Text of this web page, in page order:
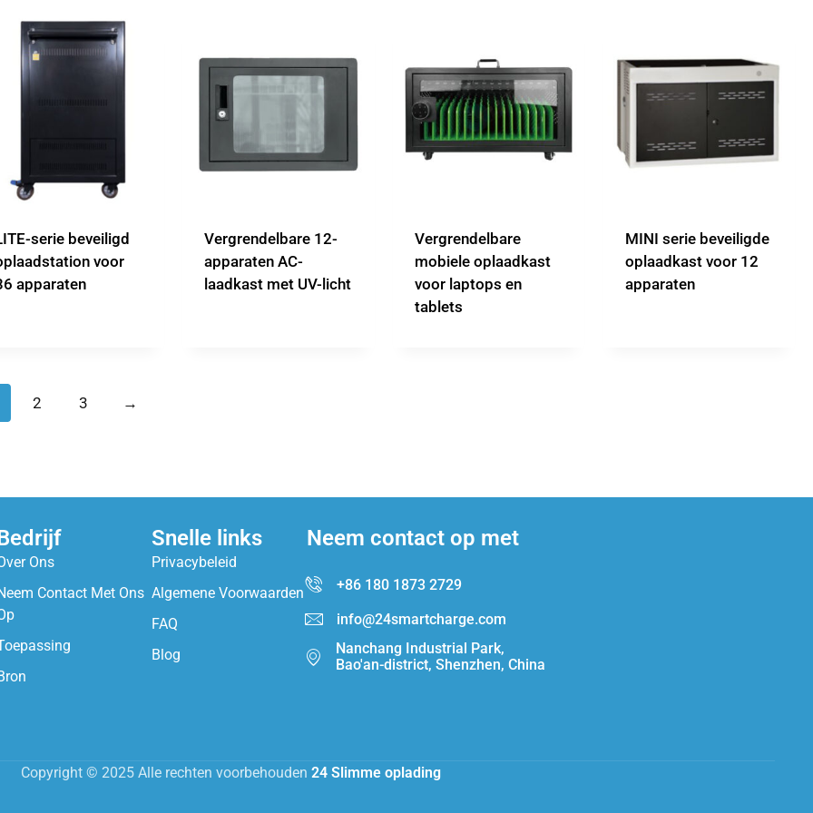
serie beveiligd
voor
apparaten
Vergrendelbare 12-
apparaten AC-
laadkast met UV-licht
Vergrendelbare
mobiele oplaadkast
voor laptops en
tablets
MINI serie beveiligde
oplaadkast voor 12
apparaten
2 3 →
Ons
Contact Met Ons
Snelle links
Privacybeleid
Algemene Voorwaarden
FAQ
Blog
Neem contact op met
+86 180 1873 2729
info@24smartcharge.com
Nanchang Industrial Park,
Bao'an-district, Shenzhen, China
Copyright © 2025 Alle rechten voorbehouden 24 Slimme oplading